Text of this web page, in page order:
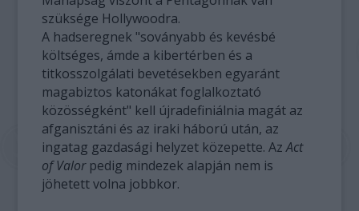
szüksége Hollywoodra.
A hadseregnek "soványabb és kevésbé
költséges, ámde a kibertérben és a
titkosszolgálati bevetésekben egyaránt
magabiztos katonákat foglalkoztató
közösségként" kell újradefiniálnia magát az
afganisztáni és az iraki háború után, az
ingatag gazdasági helyzet közepette. AzAct
of Valor pedig mindezek alapján nem is
jöhetett volna jobbkor.